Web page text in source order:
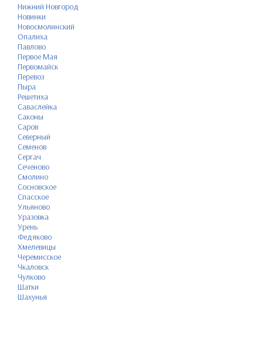
Нижний Новгород
Новинки
Новосмолинский
Опалиха
Павлово
Первое Мая
Первомайск
Перевоз
Пыра
Решетиха
Саваслейка
Саконы
Саров
Северный
Семенов
Сергач
Сеченово
Смолино
Сосновское
Спасское
Ульяново
Уразовка
Урень
Федяково
Хмелевицы
Черемисское
Чкаловск
Чулково
Шатки
Шахунья